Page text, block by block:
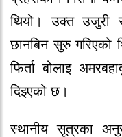
थियो। उक्त उजुरी
छानबिन सुरु गरिएको
फिर्ता बोलाइ
दिइएको छ।
स्थानीय सूत्रका